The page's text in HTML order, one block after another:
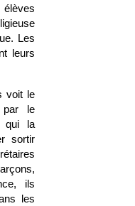
Les
leurs
voit le
par le
qui la
sortir
ils
les